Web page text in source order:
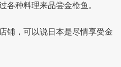
各种料理来品尝金枪鱼。
铺，可以说日本是尽情享受金